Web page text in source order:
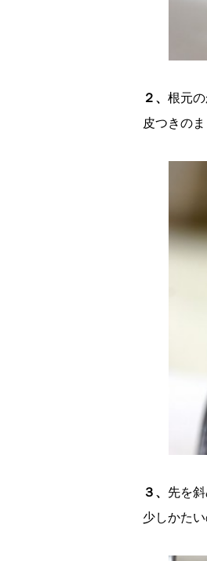
２、 根元
皮つきのま
３、 先を
少しかた